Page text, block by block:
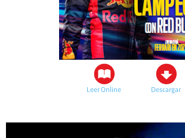
Leer Online Descargar